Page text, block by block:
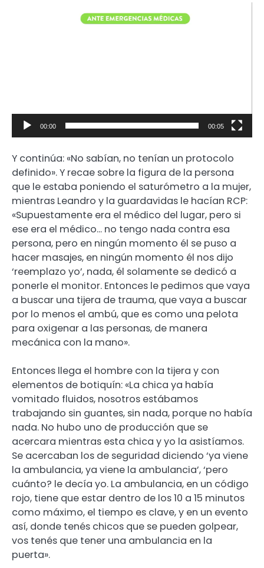
de
00:00 00:05
Y continúa: «No sabían, no tenían un protocolo
definido». Y recae sobre la figura de la persona
que le estaba poniendo el saturómetro a la mujer,
mientras Leandro y la guardavidas le hacían RCP:
«Supuestamente era el médico del lugar, pero si
ese era el médico… no tengo nada contra esa
persona, pero en ningún momento él se puso a
hacer masajes, en ningún momento él nos dijo
‘reemplazo yo’, nada, él solamente se dedicó a
ponerle el monitor. Entonces le pedimos que vaya
a buscar una tijera de trauma, que vaya a buscar
por lo menos el ambú, que es como una pelota
para oxigenar a las personas, de manera
mecánica con la mano».
Entonces llega el hombre con la tijera y con
elementos de botiquín: «La chica ya había
vomitado fluidos, nosotros estábamos
trabajando sin guantes, sin nada, porque no había
nada. No hubo uno de producción que se
acercara mientras esta chica y yo la asistíamos.
Se acercaban los de seguridad diciendo ‘ya viene
la ambulancia, ya viene la ambulancia’, ‘pero
cuánto? le decía yo. La ambulancia, en un código
rojo, tiene que estar dentro de los 10 a 15 minutos
como máximo, el tiempo es clave, y en un evento
así, donde tenés chicos que se pueden golpear,
vos tenés que tener una ambulancia en la
puerta».